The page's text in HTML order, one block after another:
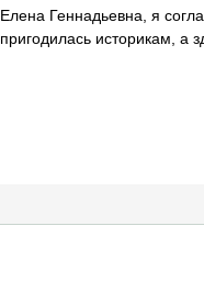
Елена Геннадьевна, я
пригодилась историкам, а